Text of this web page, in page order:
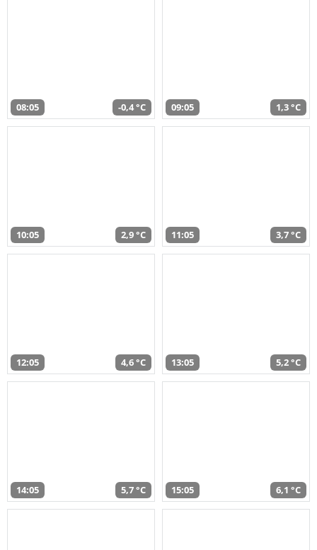
08:05 -0,4 °C 09:05 1,3 °C
10:05 2,9 °C 11:05 3,7 °C
12:05 4,6 °C 13:05 5,2 °C
14:05 5,7 °C 15:05 6,1 °C